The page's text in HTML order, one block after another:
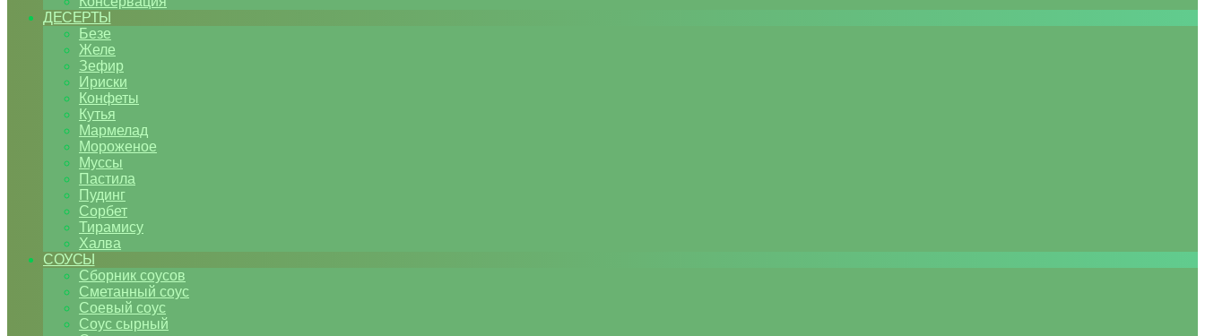
ДЕСЕРТЫ
Безе
Желе
Зефир
Ириски
Конфеты
Кутья
Мармелад
Мороженое
Муссы
Пастила
Пудинг
Сорбет
Тирамису
Халва
СОУСЫ
Сборник соусов
Сметанный соус
Соевый соус
Соус сырный